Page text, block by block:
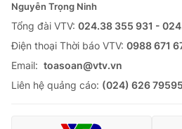
Nguyễn Trọng Ninh
Tổng đài VTV: 024.38 355 931 -
Ðiện thoại Thời báo VTV: 0988 671
Email: toasoan@vtv.vn
Liên hệ quảng cáo: (024) 626 79595